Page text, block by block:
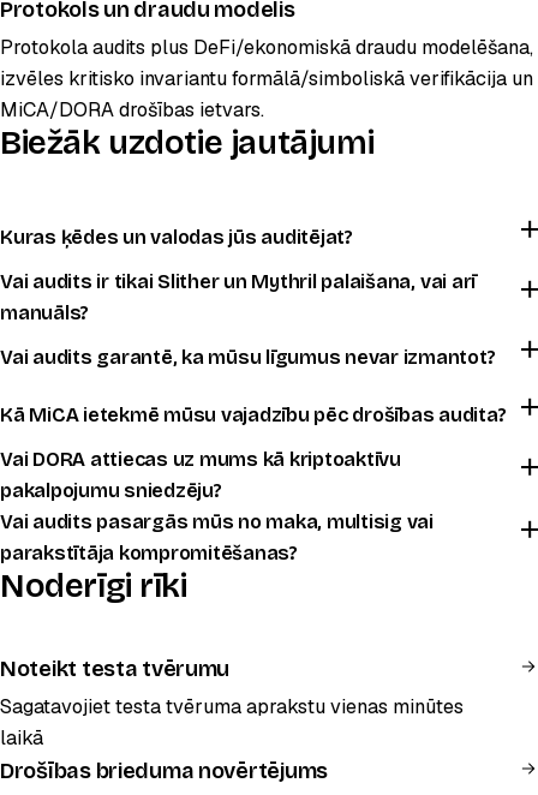
Protokols un draudu modelis
Protokola audits plus DeFi/ekonomiskā draudu modelēšana,
izvēles kritisko invariantu formālā/simboliskā verifikācija un
MiCA/DORA drošības ietvars.
Biežāk uzdotie jautājumi
Kuras ķēdes un valodas jūs auditējat?
Vai audits ir tikai Slither un Mythril palaišana, vai arī
manuāls?
Vai audits garantē, ka mūsu līgumus nevar izmantot?
Kā MiCA ietekmē mūsu vajadzību pēc drošības audita?
Vai DORA attiecas uz mums kā kriptoaktīvu
pakalpojumu sniedzēju?
Vai audits pasargās mūs no maka, multisig vai
parakstītāja kompromitēšanas?
Noderīgi rīki
Noteikt testa tvērumu
Sagatavojiet testa tvēruma aprakstu vienas minūtes
laikā
Drošības brieduma novērtējums